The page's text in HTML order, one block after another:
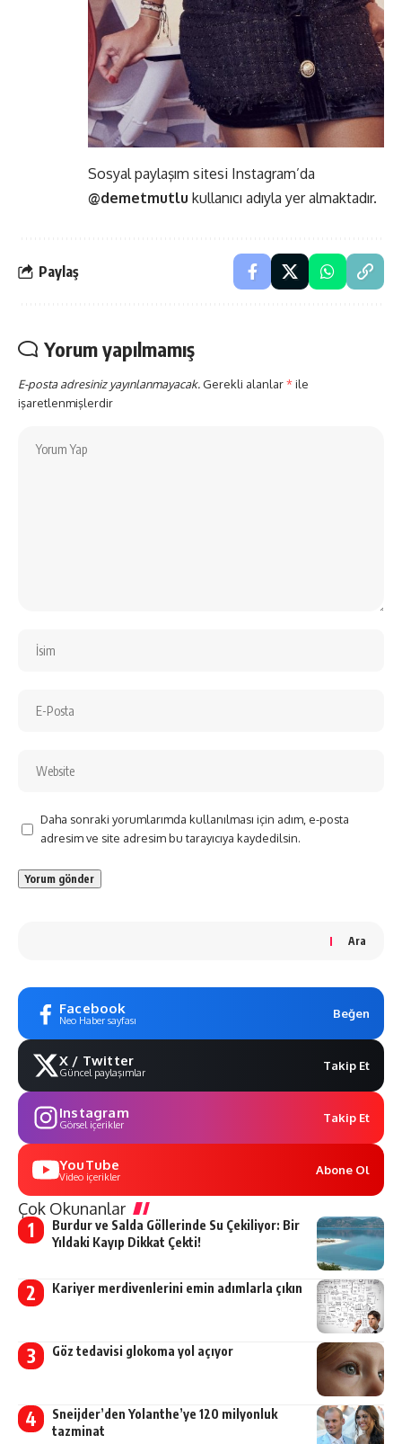
Sosyal paylaşım sitesi Instagram’da
@demetmutlu kullanıcı adıyla yer almaktadır.
Paylaş
Yorum yapılmamış
E-posta adresiniz yayınlanmayacak. Gerekli alanlar*ile
işaretlenmişlerdir
Daha sonraki yorumlarımda kullanılması için adım, e-posta
adresim ve site adresim bu tarayıcıya kaydedilsin.
Ara
Facebook
Neo Haber sayfası Beğen
X / Twitter
Güncel paylaşımlar Takip Et
Instagram
Görsel içerikler Takip Et
YouTube
Video içerikler Abone Ol
Çok Okunanlar
Burdur ve Salda Göllerinde Su Çekiliyor: Bir
Yıldaki Kayıp Dikkat Çekti!
Kariyer merdivenlerini emin adımlarla çıkın
Göz tedavisi glokoma yol açıyor
Sneijder’den Yolanthe’ye 120 milyonluk
tazminat